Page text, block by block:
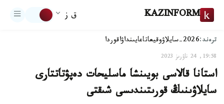
KAZINFORM ق ز
ترەند:2026-سايلاۋ وقيعاتاعايىنداۋاقوردا
19:58, 24 ناۋرىز 2023
استانا قالاسى بويىنشا ماسليحات دەپۋتاتتارى
سايلاۋىنىڭ قورىتىندىسى شىقتى